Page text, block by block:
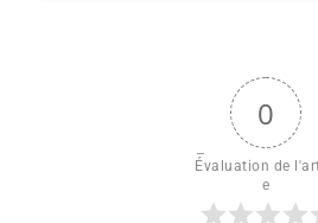
0
Évaluation de
e